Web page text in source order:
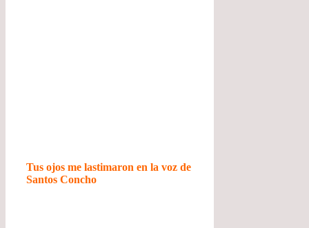
Tus ojos me lastimaron en la voz de
Santos Concho